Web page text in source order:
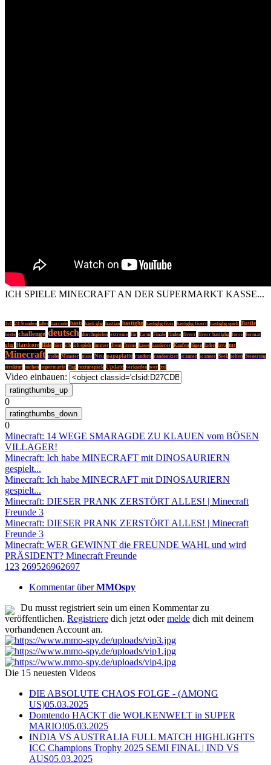
ICH SPIELE MINECRAFT AN DER SUPERMARKT KASSE...
1v1 24 Stunden alles barcode basti basti ghg bastian bastighg bastighg fiver bastighg fiverr bastighg spielt Battle
beste challenge deutsch durchspielen extreme für farm Finale finden fiverr fiverr bastighg force format
ghg Hardcore Hide hier ich ich spiele immer Item Items kasse kassierer Kaufen lügen laden lava mc
Minecraft mobs Monster muss Neu papaplatte random randomizer scannen scanner Seek selten Steuerung
struktur suchen supermarkt Tag texturepack Update verkaufen wer xxl
Video einbauen:
0
0
Minecraft: 14 WEGE SMARAGDE ZU KLAUEN vom BÖSEN
VILLAGER!
Minecraft: Ich habe MINECRAFT mit DINOSAURIERN
gespielt...
Minecraft: Ich habe MINECRAFT mit DINOSAURIERN
gespielt...
Minecraft: DIESER PRANK ZERSTÖRT ALLES! | Minecraft
Freunde 3
Minecraft: DIESER PRANK ZERSTÖRT ALLES! | Minecraft
Freunde 3
Minecraft: WER GEWINNT die FREUNDE WAHL und wird
PRÄSIDENT? Minecraft Freunde
1 23 269526962697
Kommentar überMMOspy
Du musst registriert sein um einen Kommentar zu
veröffentlichen. Registriere dich jetzt odermelde dich mit deinem
vorhandenen Account an.
Die 15 neuesten Videos
DIE ABSOLUTE CHAOS FOLGE - (AMONG
US)05.03.2025
Domtendo HACKT die WOLKENWELT in SUPER
MARIO!05.03.2025
INDIA VS AUSTRALIA FULL MATCH HIGHLIGHTS
ICC Champions Trophy 2025 SEMI FINAL | IND VS
AUS05.03.2025